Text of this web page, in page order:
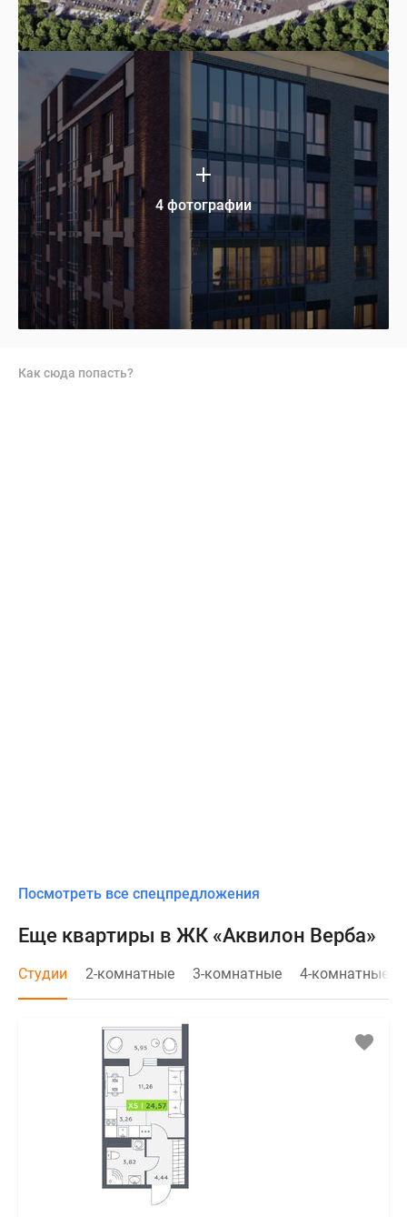
4 фотографии
Как сюда попасть?
Посмотреть все спецпредложения
Еще квартиры в ЖК «Аквилон Верба»
Студии 2-комнатные 3-комнатные 4-комнатные